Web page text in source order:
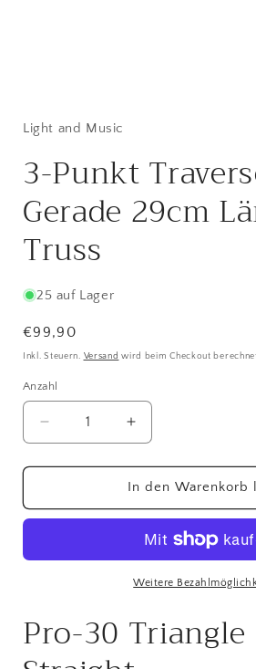
Modal
öffnen
Light and Music
3-Punkt
Gerade 29cm
Truss
25 auf Lager
Normaler
Preis
€99,90
Inkl. Steuern. Versand wird beim Checkout
Anzahl
Anzahl
Verringere
die
Menge
3-
50mm
Länge
F-
Truss
Erhöhe
die
Menge
für
3-
Traverse
50mm
Gerade
Länge
F-
In den Warenkorb
Weitere
Pro-30 Triangle